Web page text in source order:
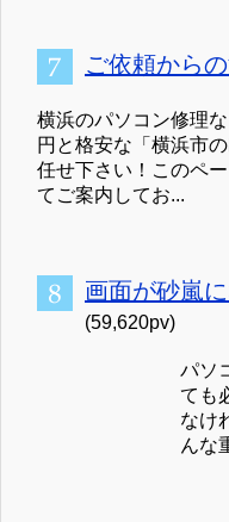
ご依頼から
横浜のパソコン修理
円と格安な「横浜市
任せ下さい！このペ
てご案内してお...
画面が砂嵐
(59,620pv)
パソ
ても
なけ
んな